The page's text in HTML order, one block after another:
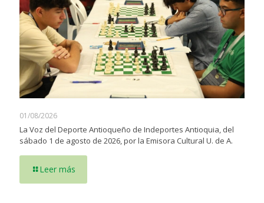
01/08/2026
La Voz del Deporte Antioqueño de Indeportes Antioquia, del
sábado 1 de agosto de 2026, por la Emisora Cultural U. de A.
Leer más